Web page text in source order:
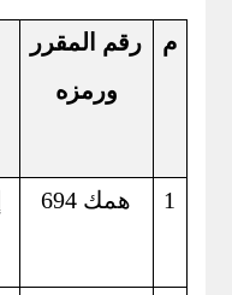
م
رقم المقرر
ورمزه
1 همك